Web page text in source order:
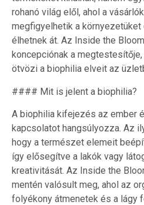
rohanó világ elől, ahol a
megfigyelhetik a
élhetnek át. Az Inside the
koncepciónak a
ötvözi a biophilia elveit az
#### Mit is jelent a biophilia?
A biophilia kifejezés az ember
kapcsolatot hangsúlyozza. Az
hogy a természet elemeit
így elősegítve a lakók vagy
kreativitását. Az Inside the
mentén valósult meg, ahol az
folyékony átmenetek és a lágy